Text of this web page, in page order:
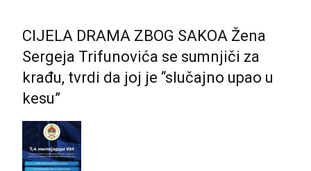
CIJELA DRAMA ZBOG SAKOA Žena
Sergeja Trifunovića se sumnjiči za
krađu, tvrdi da joj je “slučajno upao u
kesu”